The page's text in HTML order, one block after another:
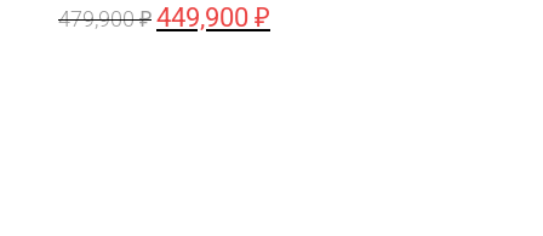
479,900₽ Первоначальная
449,900 ₽